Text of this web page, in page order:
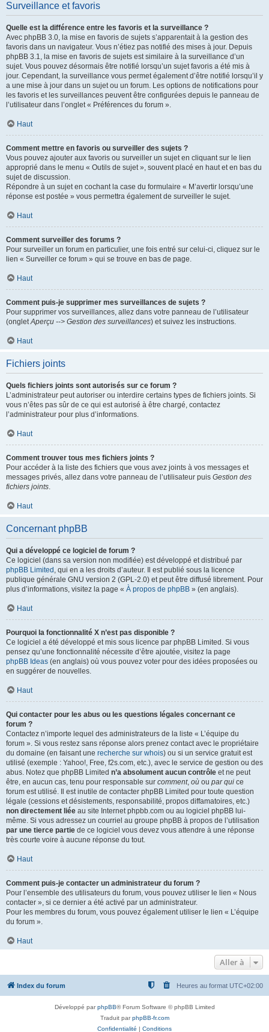
Surveillance et favoris
Quelle est la différence entre les favoris et la surveillance ?
Avec phpBB 3.0, la mise en favoris de sujets s’apparentait à la gestion des
favoris dans un navigateur. Vous n’étiez pas notifié des mises à jour. Depuis
phpBB 3.1, la mise en favoris de sujets est similaire à la surveillance d’un
sujet. Vous pouvez désormais être notifié lorsqu’un sujet favoris a été mis à
jour. Cependant, la surveillance vous permet également d’être notifié lorsqu’il y
a une mise à jour dans un sujet ou un forum. Les options de notifications pour
les favoris et les surveillances peuvent être configurées depuis le panneau de
l’utilisateur dans l’onglet « Préférences du forum ».
Haut
Comment mettre en favoris ou surveiller des sujets ?
Vous pouvez ajouter aux favoris ou surveiller un sujet en cliquant sur le lien
approprié dans le menu « Outils de sujet », souvent placé en haut et en bas du
sujet de discussion.
Répondre à un sujet en cochant la case du formulaire « M’avertir lorsqu’une
réponse est postée » vous permettra également de surveiller le sujet.
Haut
Comment surveiller des forums ?
Pour surveiller un forum en particulier, une fois entré sur celui-ci, cliquez sur le
lien « Surveiller ce forum » qui se trouve en bas de page.
Haut
Comment puis-je supprimer mes surveillances de sujets ?
Pour supprimer vos surveillances, allez dans votre panneau de l’utilisateur
(ongletAperçu --> Gestion des surveillances) et suivez les instructions.
Haut
Fichiers joints
Quels fichiers joints sont autorisés sur ce forum ?
L’administrateur peut autoriser ou interdire certains types de fichiers joints. Si
vous n’êtes pas sûr de ce qui est autorisé à être chargé, contactez
l’administrateur pour plus d’informations.
Haut
Comment trouver tous mes fichiers joints ?
Pour accéder à la liste des fichiers que vous avez joints à vos messages et
messages privés, allez dans votre panneau de l’utilisateur puis Gestion des
fichiers joints.
Haut
Concernant phpBB
Qui a développé ce logiciel de forum ?
Ce logiciel (dans sa version non modifiée) est développé et distribué par
phpBB Limited , qui en a les droits d’auteur. Il est publié sous la licence
publique générale GNU version 2 (GPL-2.0) et peut être diffusé librement. Pour
plus d’informations, visitez la page « À propos de phpBB » (en anglais).
Haut
Pourquoi la fonctionnalité X n’est pas disponible ?
Ce logiciel a été développé et mis sous licence par phpBB Limited. Si vous
pensez qu’une fonctionnalité nécessite d’être ajoutée, visitez la page
phpBB Ideas (en anglais) où vous pouvez voter pour des idées proposées ou
en suggérer de nouvelles.
Haut
Qui contacter pour les abus ou les questions légales concernant ce
forum ?
Contactez n’importe lequel des administrateurs de la liste « L’équipe du
forum ». Si vous restez sans réponse alors prenez contact avec le propriétaire
du domaine (en faisant une recherche sur whois) ou si un service gratuit est
utilisé (exemple : Yahoo!, Free, f2s.com, etc.), avec le service de gestion ou des
abus. Notez que phpBB Limited n’a absolument aucun contrôle et ne peut
être, en aucun cas, tenu pour responsable sur comment, où ou par qui ce
forum est utilisé. Il est inutile de contacter phpBB Limited pour toute question
légale (cessions et désistements, responsabilité, propos diffamatoires, etc.)
non directement liée au site Internet phpbb.com ou au logiciel phpBB lui-
même. Si vous adressez un courriel au groupe phpBB à propos de l’utilisation
par une tierce partie de ce logiciel vous devez vous attendre à une réponse
très courte voire à aucune réponse du tout.
Haut
Comment puis-je contacter un administrateur du forum ?
Pour l’ensemble des utilisateurs du forum, vous pouvez utiliser le lien « Nous
contacter », si ce dernier a été activé par un administrateur.
Pour les membres du forum, vous pouvez également utiliser le lien « L’équipe
du forum ».
Haut
Aller à
Index du forum Heures au format UTC+02:00
Développé parphpBB® Forum Software © phpBB Limited
Traduit parphpBB-fr.com
Confidentialité | Conditions